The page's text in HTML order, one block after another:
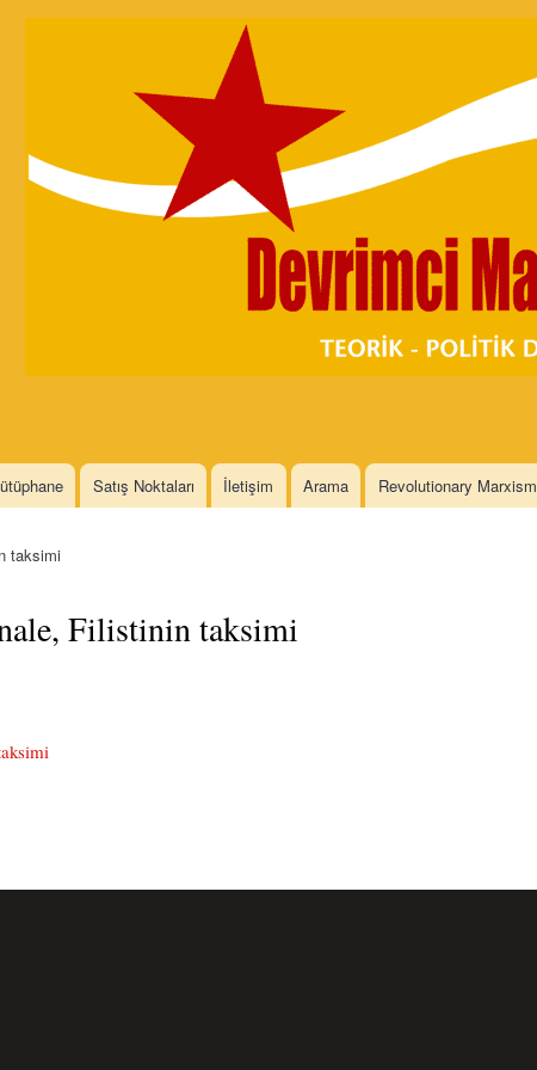
Skip to
Satış Noktaları İletişim Arama Revolutionary Marxism
taksimi
Filistinin taksimi